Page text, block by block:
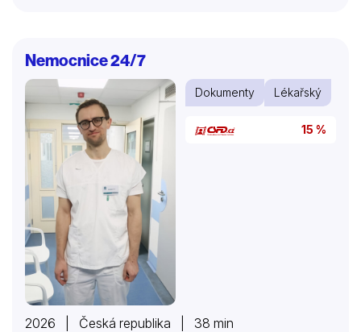
od dob jejich převratných objevů změnil svět? Jaké
náhody se staly klíčem k převratným objevům a které
výzkumy se zprvu zdály být mylné, a nakonec po
letech umožnily kvantové skoky v…
Nemocnice 24/7
Dokumenty Lékařský
15 %
2026 | Česká republika | 38 min